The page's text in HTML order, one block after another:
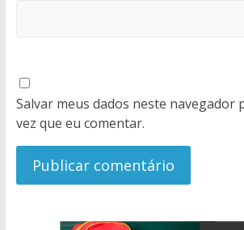
Salvar meus dados neste navegador
vez que eu comentar.